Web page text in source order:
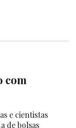
com
e cientistas
de bolsas